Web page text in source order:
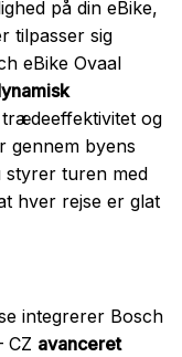
på din eBike,
tilpasser sig
eBike Ovaal
og
gennem byens
turen med
hver rejse er glat
integrerer Bosch
CZ avanceret